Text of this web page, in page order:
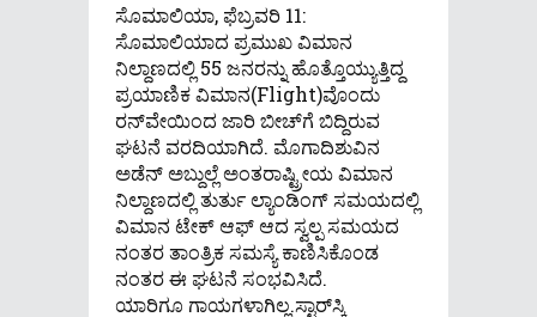
ಸೊಮಾಲಿಯಾ, ಫೆಬ್ರವರಿ 11:
ಸೊಮಾಲಿಯಾದ ಪ್ರಮುಖ ವಿಮಾನ
ನಿಲ್ದಾಣದಲ್ಲಿ 55 ಜನರನ್ನು ಹೊತ್ತೊಯ್ಯುತ್ತಿದ್ದ
ಪ್ರಯಾಣಿಕ ವಿಮಾನ(Flight)ವೊಂದು
ರನ್‌ವೇಯಿಂದ ಜಾರಿ ಬೀಚ್​ಗೆ ಬಿದ್ದಿರುವ
ಘಟನೆ ವರದಿಯಾಗಿದೆ. ಮೊಗಾದಿಶುವಿನ
ಅಡೆನ್ ಅಬ್ದುಲ್ಲೆ ಅಂತರಾಷ್ಟ್ರೀಯ ವಿಮಾನ
ನಿಲ್ದಾಣದಲ್ಲಿ ತುರ್ತು ಲ್ಯಾಂಡಿಂಗ್ ಸಮಯದಲ್ಲಿ
ವಿಮಾನ ಟೇಕ್ ಆಫ್ ಆದ ಸ್ವಲ್ಪ ಸಮಯದ
ನಂತರ ತಾಂತ್ರಿಕ ಸಮಸ್ಯೆ ಕಾಣಿಸಿಕೊಂಡ
ನಂತರ ಈ ಘಟನೆ ಸಂಭವಿಸಿದೆ.
ಯಾರಿಗೂ ಗಾಯಗಳಾಗಿಲ್ಲ.ಸ್ಟಾರ್‌ಸ್ಕಿ